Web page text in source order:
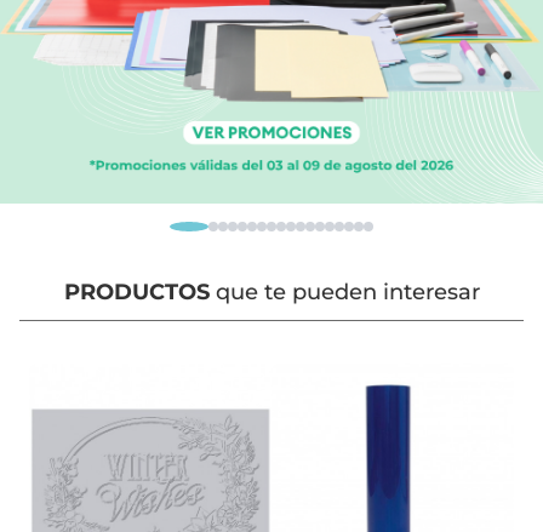
PRODUCTOSque te pueden interesar